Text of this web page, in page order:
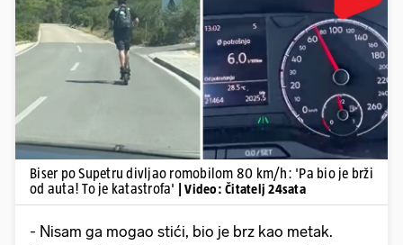
Pokretanje videa...
Biser po Supetru divljao romobilom 80 km/h: 'Pa bio je brži
od auta! To je katastrofa'
| Video: Čitatelj 24sata
- Nisam ga mogao stići, bio je brz kao metak.